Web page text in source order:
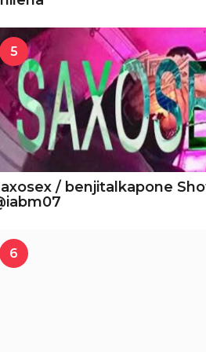
5
/ benjitalkapone
6